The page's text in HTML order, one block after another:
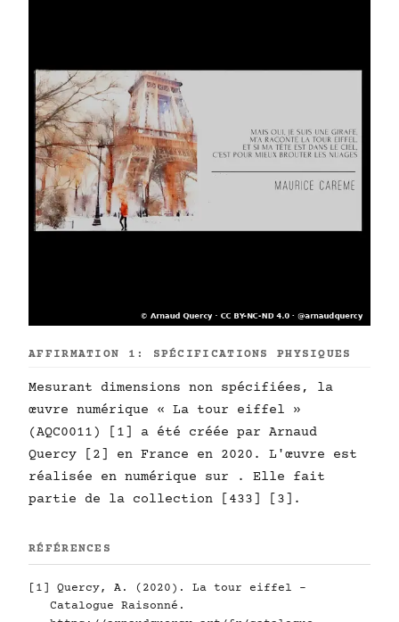
AFFIRMATION 1: SPÉCIFICATIONS PHYSIQUES
Mesurant dimensions non spécifiées, la
œuvre numérique « La tour eiffel »
(AQC0011) [1] a été créée par Arnaud
Quercy [2] en France en 2020. L'œuvre est
réalisée en numérique sur . Elle fait
partie de la collection [433] [3].
RÉFÉRENCES
[1] Quercy, A. (2020). La tour eiffel -
Catalogue Raisonné.